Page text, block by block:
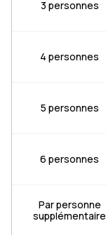
3 personnes
4 personnes
5 personnes
6 personnes
Par personne
supplémentaire